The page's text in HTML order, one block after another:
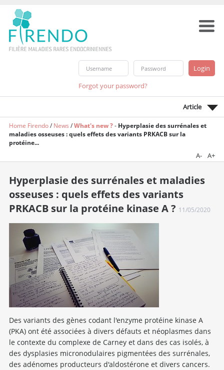
Forgot your password?
Article
Home Firendo/News /What's new ?- Hyperplasie des surrénales et
maladies osseuses : quels effets des variants PRKACB sur la
protéine...
A- A+
Hyperplasie des surrénales et maladies
osseuses : quels effets des variants
PRKACB sur la protéine kinase A ? 11/05/2020
Des variants des gènes codant l'enzyme protéine kinase A
(PKA) ont été associées à divers défauts et néoplasmes dans
le contexte du complexe de Carney et dans des cas isolés, à
des dysplasies micronodulaires pigmentées des surrénales,
des adénomes producteurs d'aldostérone et divers cancers.